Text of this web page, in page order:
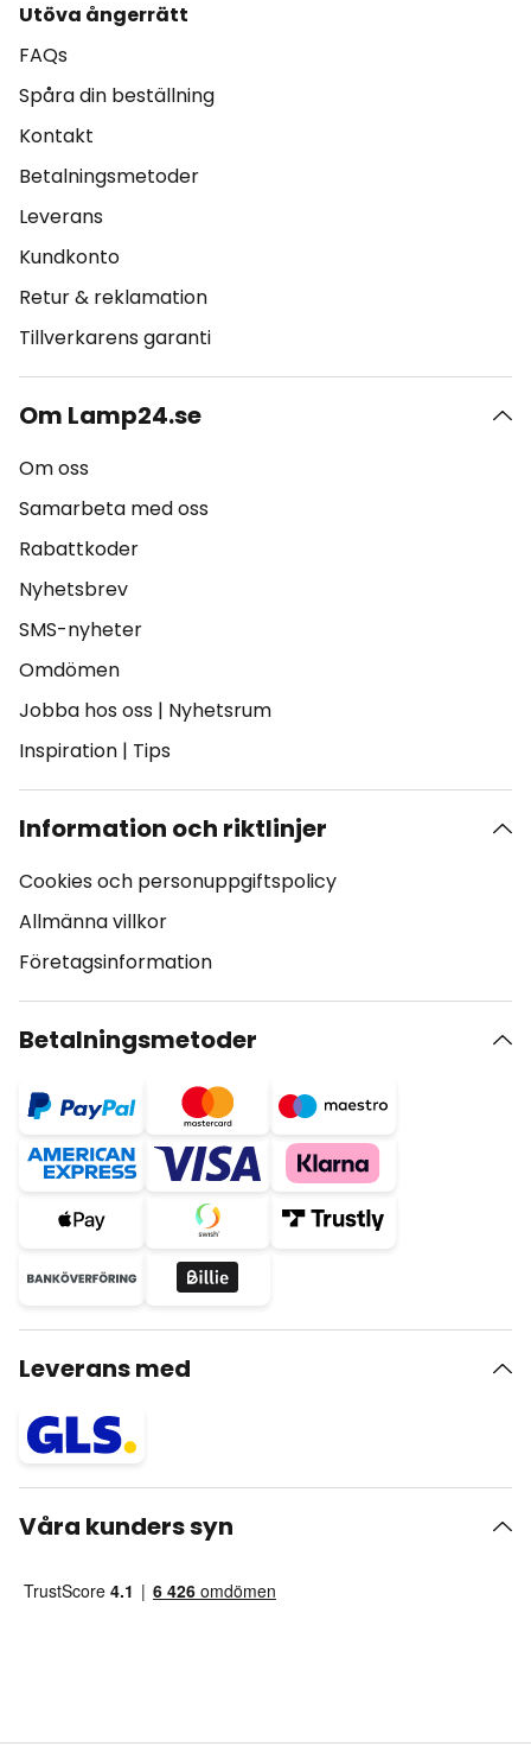
Utöva ångerrätt
FAQs
Spåra din beställning
Kontakt
Betalningsmetoder
Leverans
Kundkonto
Retur & reklamation
Tillverkarens garanti
Om Lamp24.se
Om oss
Samarbeta med oss
Rabattkoder
Nyhetsbrev
SMS-nyheter
Omdömen
Jobba hos oss | Nyhetsrum
Inspiration | Tips
Information och riktlinjer
Cookies och personuppgiftspolicy
Allmänna villkor
Företagsinformation
Betalningsmetoder
Leverans med
Våra kunders syn